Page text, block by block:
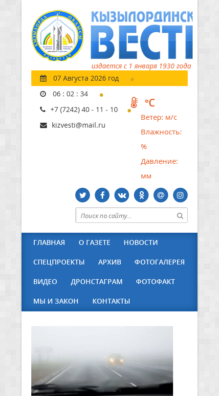
издается с 1 января 1930 года
07 Августа 2026 год
06 : 02 : 35
+7 (7242) 40 - 11 - 10
kizvesti@mail.ru
°C
Ветер: м/с
Влажность:
%
Давление:
мм
ГЛАВНАЯ О ГАЗЕТЕ НОВОСТИ
СПЕЦПРОЕКТЫ АРХИВ ФОТОГАЛЕРЕЯ
ВИДЕО ДРОНСТАГРАМ ФОТОФАКТ
МЫ И ЗАКОН КОНТАКТЫ